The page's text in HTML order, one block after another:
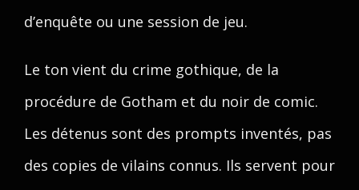
d’enquête ou une session de jeu.
Le ton vient du crime gothique, de la
procédure de Gotham et du noir de comic.
Les détenus sont des prompts inventés, pas
des copies de vilains connus. Ils servent pour